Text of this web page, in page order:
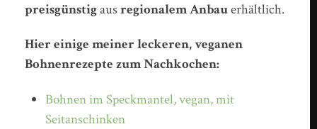
preisgünstigausregionalem Anbauerhältlich.
Hier einige meiner leckeren, veganen
Bohnenrezepte zum Nachkochen:
Bohnen im Speckmantel, vegan, mit
Seitanschinken